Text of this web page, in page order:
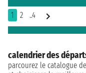
1 2 ..4
calendrier des
parcourez le catalogue